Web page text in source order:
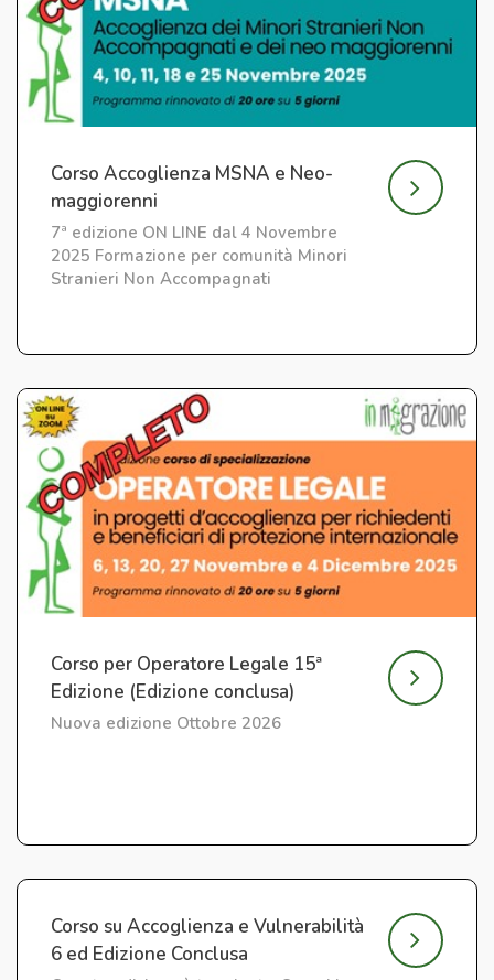
Corso Accoglienza MSNA e Neo-
maggiorenni
7ª edizione ON LINE dal 4 Novembre
2025 Formazione per comunità Minori
Stranieri Non Accompagnati
Corso per Operatore Legale 15ª
Edizione (Edizione conclusa)
Nuova edizione Ottobre 2026
Corso su Accoglienza e Vulnerabilità
6 ed Edizione Conclusa